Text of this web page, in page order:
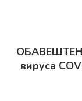
вируса